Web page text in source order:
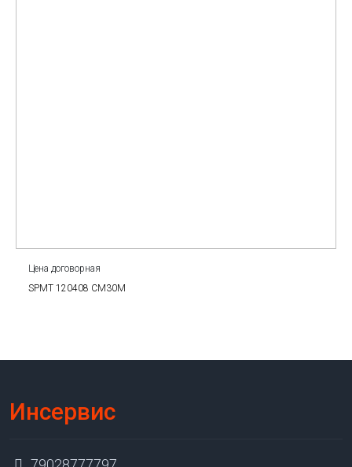
Цена договорная
SPMT 120408 CM30M
Инсервис